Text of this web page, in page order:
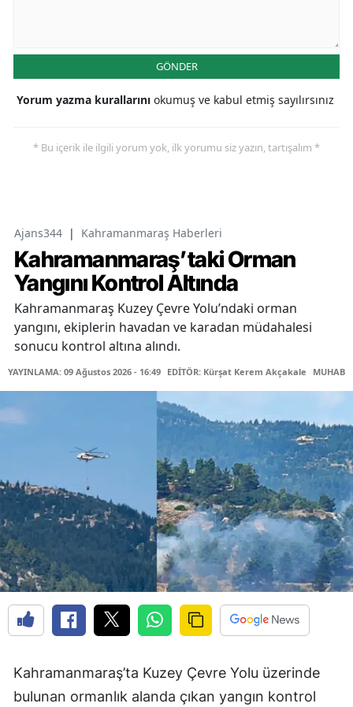
GÖNDER
Yorum yazma kurallarını okumuş ve kabul etmiş sayılırsınız
* Bu içerik ile ilgili yorum yok, ilk yorumu siz yazın, tartışalım *
Ajans344 | Kahramanmaraş Haberleri
Kahramanmaraş’taki Orman
Yangını Kontrol Altında
Kahramanmaraş Kuzey Çevre Yolu’ndaki orman
yangını, ekiplerin havadan ve karadan müdahalesi
sonucu kontrol altına alındı.
YAYINLAMA: 09 Ağustos 2026 - 16:49 EDİTÖR: Kürşat Kerem Akçakale
Kahramanmaraş’ta Kuzey Çevre Yolu üzerinde
bulunan ormanlık alanda çıkan yangın kontrol